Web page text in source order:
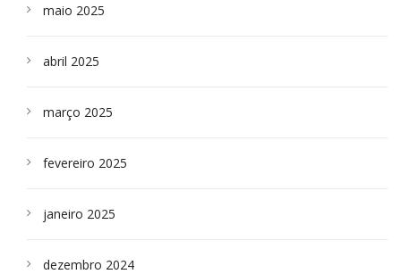
maio 2025
abril 2025
março 2025
fevereiro 2025
janeiro 2025
dezembro 2024